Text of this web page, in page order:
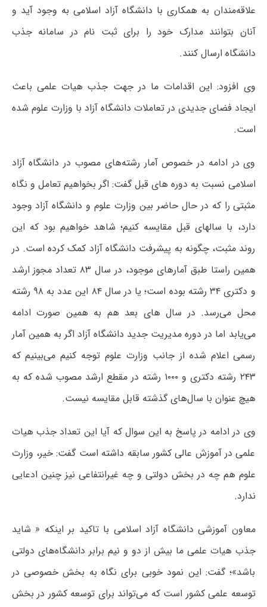
علاقه‌مندان به همکاری با دانشگاه آزاد اسلامی به وجود آید و
آنان بتوانند مدارک خود را برای ثبت نام در سامانه جذب
دانشگاه ارسال کنند.
وی افزود: این اقدامات ما در جهت جذب هیات علمی باعث
ایجاد فضای جدیدی در تعاملات دانشگاه آزاد با وزارت علوم شده
است.
وی در ادامه در خصوص آمار رشته‌های مصوب در دانشگاه آزاد
اسلامی نسبت به دوره های قبل گفت: اگر بخواهیم تعامل و نگاه
مثبتی را که در حال حاضر بین وزارت علوم و دانشگاه آزاد وجود
دارد، با سالهای قبل مقایسه کنیم؛ شاهد خواهیم بود که این
روند مثبت، چگونه به پیشرفت دانشگاه آزاد کمک کرده است. در
همین راستا طبق آمارهای موجود، در سال ۸۳ تعداد مجوز ارشد
و دکتری ۳۴ رشته بوده است؛‌ یا در سال ۸۴ این عدد به ۹۸ رشته
محل می‌رسد. در سال های بعد هم به همین صورت ادامه
می‌یابد اما در دوره مدیریت جدید دانشگاه آزاد اگر به همین آمار
رسمی اعلام شده از جانب وزارت علوم توجه کنیم می‌بینیم که
۲۴۳ رشته دکتری و ۱۰۰۰ رشته در مقطع ارشد مصوب شده که به
هیچ عنوان با سال‌های گذشته قابل مقایسه نیست.
وی در ادامه در پاسخ به این سوال که آیا این تعداد جذب هیات
علمی در آموزش عالی کشور سابقه داشته است گفت: خیر، وزارت
علوم هم چه در بخش دولتی و چه غیرانتفاعی نیز چنین ادعایی
ندارد.
معاون آموزشی دانشگاه آزاد اسلامی با تاکید بر اینکه « شاید
جذب هیات علمی ما بیش از دو و نیم برابر دانشگاه‌های دولتی
باشد»؛‌ گفت: این نمود خوبی برای نگاه به بخش خصوصی در
توسعه علمی کشور است که می‌تواند برای توسعه کشور در بخش